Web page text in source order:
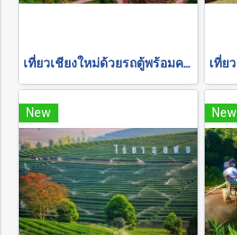
เที่ยวเชียงใหม่ด้วยรถตู้พร้อมคนขับ "อุทยานแห่งชาติดอยอินทนนท์"
New New